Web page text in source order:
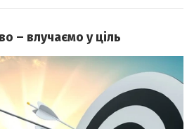
– влучаємо у ціль